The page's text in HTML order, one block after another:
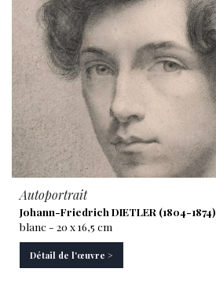
Autoportrait
Johann-Friedrich DIETLER (1804-1874)
blanc - 20 x 16,5 cm
Détail de l'œuvre >